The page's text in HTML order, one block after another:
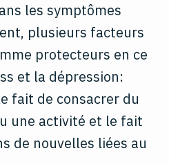
les symptômes
plusieurs facteurs
protecteurs en ce
et la dépression:
fait de consacrer du
une activité et le fait
de nouvelles liées au